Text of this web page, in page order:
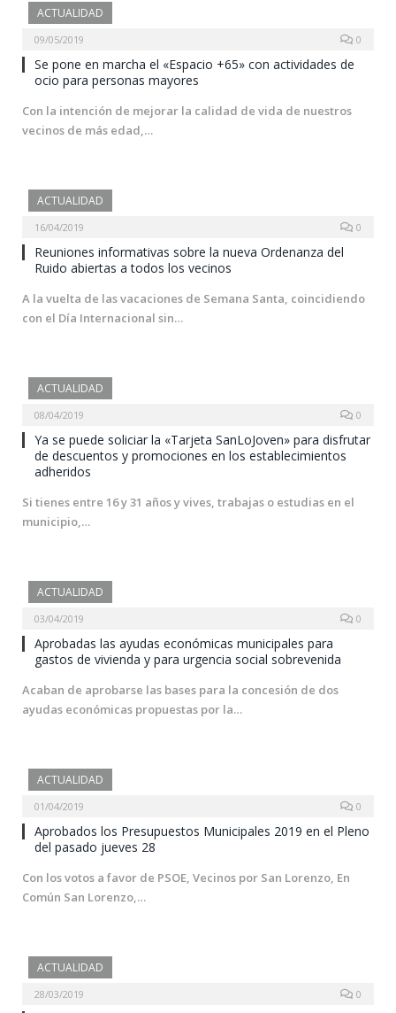
ACTUALIDAD
09/05/2019 0
Se pone en marcha el «Espacio +65» con actividades de
ocio para personas mayores
Con la intención de mejorar la calidad de vida de nuestros
vecinos de más edad,…
ACTUALIDAD
16/04/2019 0
Reuniones informativas sobre la nueva Ordenanza del
Ruido abiertas a todos los vecinos
A la vuelta de las vacaciones de Semana Santa, coincidiendo
con el Día Internacional sin…
ACTUALIDAD
08/04/2019 0
Ya se puede soliciar la «Tarjeta SanLoJoven» para disfrutar
de descuentos y promociones en los establecimientos
adheridos
Si tienes entre 16 y 31 años y vives, trabajas o estudias en el
municipio,…
ACTUALIDAD
03/04/2019 0
Aprobadas las ayudas económicas municipales para
gastos de vivienda y para urgencia social sobrevenida
Acaban de aprobarse las bases para la concesión de dos
ayudas económicas propuestas por la…
ACTUALIDAD
01/04/2019 0
Aprobados los Presupuestos Municipales 2019 en el Pleno
del pasado jueves 28
Con los votos a favor de PSOE, Vecinos por San Lorenzo, En
Común San Lorenzo,…
ACTUALIDAD
28/03/2019 0